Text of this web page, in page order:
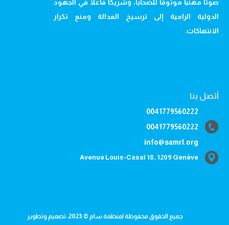
صوتا مهنيا موثوقا للضحايا، وشريكا فاعلا في الجهود
الدولية الرامية إلى ترسيخ العدالة ومنع تكرار
الانتهاكات.
أتصل بنا
0041779560222
0041779560222
info@samrl.org
Avenue Louis-Casaï 18, 1209 Genève
جميع الحقوق محفوظة لمنظمة سام © 2023، تصميم وتطوير